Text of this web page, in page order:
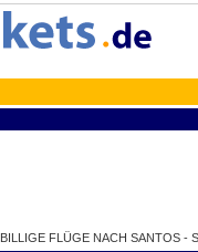
BILLIGE FLÜGE NACH SANTOS -